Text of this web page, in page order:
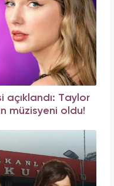
Taylor
müzisyeni oldu!